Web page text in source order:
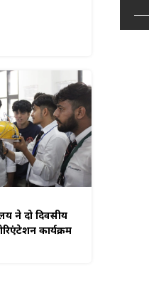
ने दो दिवसीय
कार्यक्रम